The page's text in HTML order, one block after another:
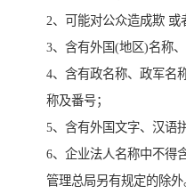
2、可能对公众造成欺 或
3、含有外国(地区)名称、
4、含有政名称、政军名
称及番号；
5、含有外国文字、汉语
6、企业法人名称中不得
管理总局另有规定的除外